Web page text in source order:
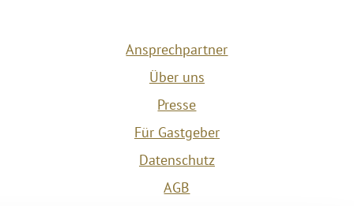
Ansprechpartner
Über uns
Presse
Für Gastgeber
Datenschutz
AGB